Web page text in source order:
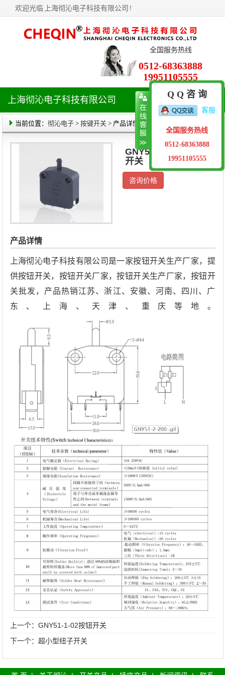
欢迎光临 上海彻沁电子科技有限公司 !
全国服务热线
0512-68363888
19951105555
航
单
上海彻沁电子科技有限公司
当前位置： 彻沁电子> 按键开关> 产品详情
GNY51-2-200按钮
开关
咨询价格
产品详情
上海彻沁电子科技有限公司是一家按钮开关生产厂家，提
供按钮开关，按钮开关厂家，按钮开关生产厂家，按钮开
关批发，产品热销江苏、浙江、安徽、河南、四川、广
东、上海、天津、重庆等地。
上一个： GNY51-1-02按钮开关
下一个： 超小型纽子开关
Q Q 咨 询
客服
全国服务热线
0512-68363888
19951105555